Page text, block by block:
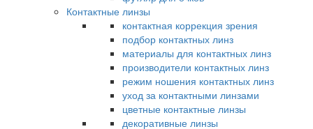
Контактные линзы
контактная коррекция зрения
подбор контактных линз
материалы для контактных линз
производители контактных линз
режим ношения контактных линз
уход за контактными линзами
цветные контактные линзы
декоративные линзы